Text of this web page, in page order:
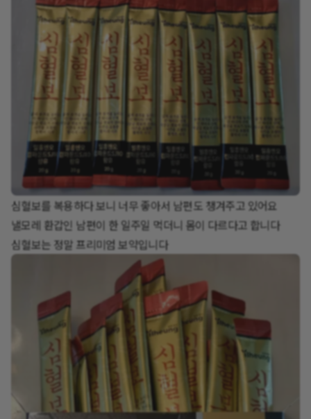
심혈보를 복용하다 보니 너무 좋아서 남편도 챙겨주고 있어요
낼모레 환갑인 남편이 한 일주일 먹더니 몸이 다르다고 합니다
심혈보는 정말 프리미엄 보약입니다